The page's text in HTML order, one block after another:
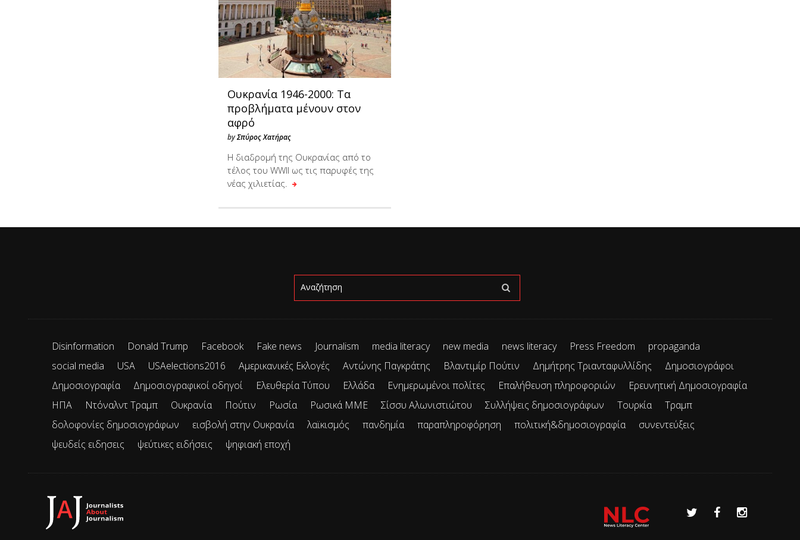
Ουκρανία 1946-2000: Τα
προβλήματα μένουν στον
αφρό
byΣπύρος Χατήρας
Η διαδρομή της Ουκρανίας από το
τέλος του WWII ως τις παρυφές της
νέας χιλιετίας.
Disinformation Donald Trump Facebook Fake news Journalism media literacy new media news literacy Press Freedom
propaganda
social media
USA USAelections2016 Αμερικανικές Εκλογές Αντώνης Παγκράτης Βλαντιμίρ Πούτιν Δημήτρης Τριανταφυλλίδης
Δημοσιογράφοι
Δημοσιογραφία
Δημοσιογραφικοί οδηγοί Ελευθερία Τύπου Ελλάδα Ενημερωμένοι πολίτες Επαλήθευση πληροφοριών
Ερευνητική Δημοσιογραφία
ΗΠΑ
Ντόναλντ Τραμπ Ουκρανία Πούτιν Ρωσία Ρωσικά ΜΜΕ Σίσσυ Αλωνιστιώτου Συλλήψεις δημοσιογράφων Τουρκία
Τραμπ
δολοφονίες δημοσιογράφων
εισβολή στην Ουκρανία λαϊκισμός πανδημία παραπληροφόρηση πολιτική&δημοσιογραφία
συνεντεύξεις
ψευδείς ειδησεις
ψεύτικες ειδήσεις ψηφιακή εποχή